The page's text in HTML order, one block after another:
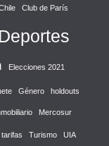
Club de París
Deportes
Elecciones 2021
Género holdouts
Mercosur
tarifas Turismo UIA